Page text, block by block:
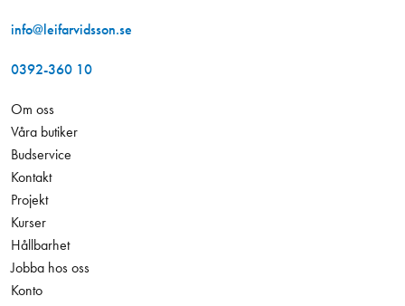
info@leifarvidsson.se
0392-360 10
Om oss
Våra butiker
Budservice
Kontakt
Projekt
Kurser
Hållbarhet
Jobba hos oss
Konto